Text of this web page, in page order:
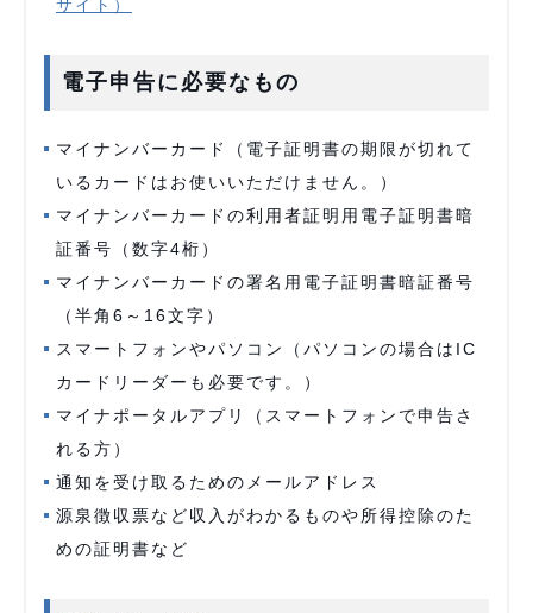
サイト）
電子申告に必要なもの
マイナンバーカード（電子証明書の期限が切れて
いるカードはお使いいただけません。）
マイナンバーカードの利用者証明用電子証明書暗
証番号（数字4桁）
マイナンバーカードの署名用電子証明書暗証番号
（半角6～16文字）
スマートフォンやパソコン（パソコンの場合はIC
カードリーダーも必要です。）
マイナポータルアプリ（スマートフォンで申告さ
れる方）
通知を受け取るためのメールアドレス
源泉徴収票など収入がわかるものや所得控除のた
めの証明書など